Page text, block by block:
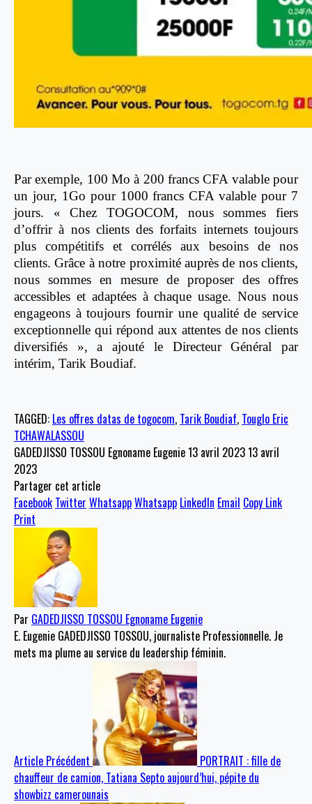
Par exemple, 100 Mo à 200 francs CFA valable pour
un jour, 1Go pour 1000 francs CFA valable pour 7
jours. « Chez TOGOCOM, nous sommes fiers
d’offrir à nos clients des forfaits internets toujours
plus compétitifs et corrélés aux besoins de nos
clients. Grâce à notre proximité auprès de nos clients,
nous sommes en mesure de proposer des offres
accessibles et adaptées à chaque usage. Nous nous
engageons à toujours fournir une qualité de service
exceptionnelle qui répond aux attentes de nos clients
diversifiés », a ajouté le Directeur Général par
intérim, Tarik Boudiaf.
TAGGED: Les offres datas de togocom, Tarik Boudiaf, Touglo Eric
TCHAWALASSOU
GADEDJISSO TOSSOU Egnoname Eugenie13 avril 202313 avril
2023
Partager cet article
Facebook Twitter WhatsappWhatsapp LinkedIn Email Copy Link
Print
Par GADEDJISSO TOSSOU Egnoname Eugenie
E. Eugenie GADEDJISSO TOSSOU, journaliste Professionnelle. Je
mets ma plume au service du leadership féminin.
Article Précédent
PORTRAIT : fille de
chauffeur de camion, Tatiana Septo aujourd’hui, pépite du
showbizz camerounais